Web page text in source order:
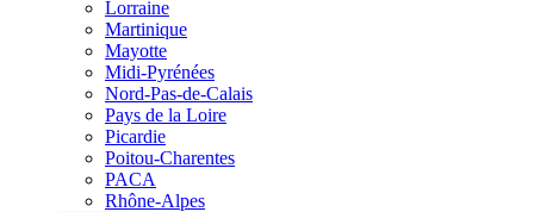
Lorraine
Martinique
Mayotte
Midi-Pyrénées
Nord-Pas-de-Calais
Pays de la Loire
Picardie
Poitou-Charentes
PACA
Rhône-Alpes